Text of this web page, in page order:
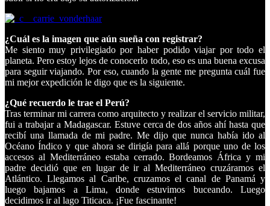
¿Cuál es la imagen que aún sueña con registrar?
Me siento muy privilegiado por haber podido viajar por todo el
planeta. Pero estoy lejos de conocerlo todo, eso es una buena excusa
para seguir viajando. Por eso, cuando la gente me pregunta cuál fue
mi mejor expedición le digo que es la siguiente.
¿Qué recuerdo le trae el Perú?
Tras terminar mi carrera como arquitecto y realizar el servicio militar,
fui a trabajar a Madagascar. Estuve cerca de dos años ahí hasta que
recibí una llamada de mi padre. Me dijo que nunca había ido al
Océano Índico y que ahora se dirigía para allá porque uno de los
accesos al Mediterráneo estaba cerrado. Bordeamos África y mi
padre decidió que en lugar de ir al Mediterráneo cruzáramos el
Atlántico. Llegamos al Caribe, cruzamos el canal de Panamá y
luego bajamos a Lima, donde estuvimos buceando. Luego
decidimos ir al lago Titicaca. ¡Fue fascinante!